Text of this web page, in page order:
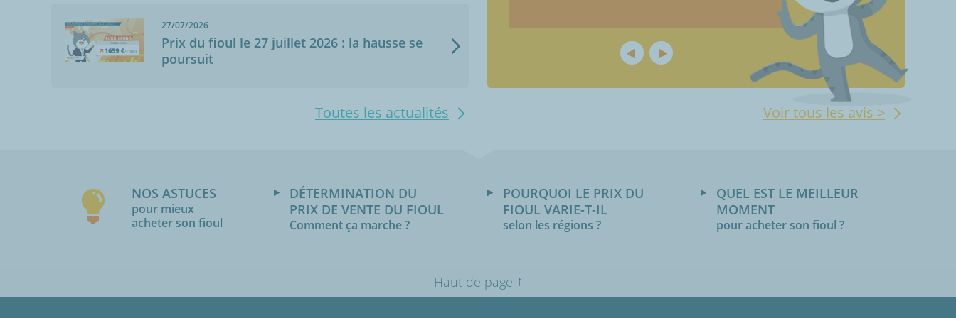
27/07/2026
Prix du fioul le 27 juillet 2026 : la hausse se
poursuit
Toutes les actualités Voir tous les avis >
NOS ASTUCES
pour mieux
acheter son fioul
DÉTERMINATION DU
PRIX DE VENTE DU FIOUL
Comment ça marche ?
POURQUOI LE PRIX DU
FIOUL VARIE-T-IL
selon les régions ?
QUEL EST LE MEILLEUR
MOMENT
pour acheter son fioul ?
Haut de page ↑